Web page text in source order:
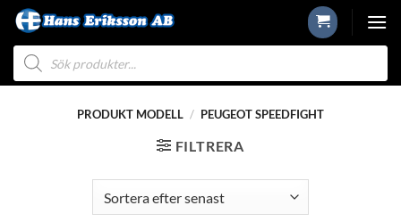
Skip
content
Produktsökning
PRODUKT MODELL / PEUGEOT SPEEDFIGHT
FILTRERA